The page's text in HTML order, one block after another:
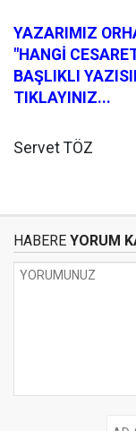
YAZARIMIZ
"HANGİ
BAŞLIKLI
TIKLAYINIZ...
Servet TÖZ
HABERE YORUM